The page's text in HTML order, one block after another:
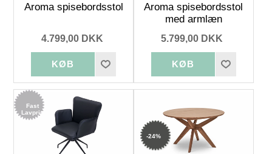
Aroma spisebordsstol
4.799,00 DKK
Aroma spisebordsstol
med armlæn
5.799,00 DKK
Fast
Lavpris
-24%